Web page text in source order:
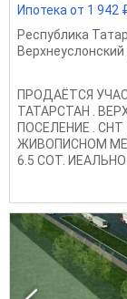
Ипотека от 1 942
Республика
Верхнеуслонский
ПРОДАЁТСЯ
ТАТАРСТАН .
ПОСЕЛЕНИЕ .
ЖИВОПИСНОМ
6.5 СОТ.